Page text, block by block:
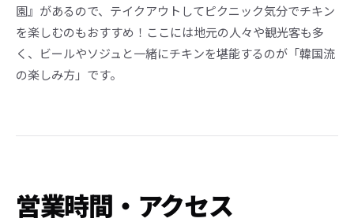
園』があるので、テイクアウトしてピクニック気分でチキン
を楽しむのもおすすめ！ここには地元の人々や観光客も多
く、ビールやソジュと一緒にチキンを堪能するのが「韓国流
の楽しみ方」です。
営業時間・アクセス